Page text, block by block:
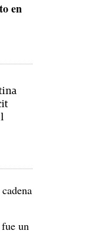
en
un